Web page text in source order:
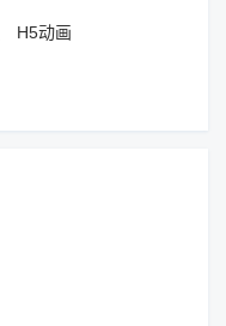
H5动画